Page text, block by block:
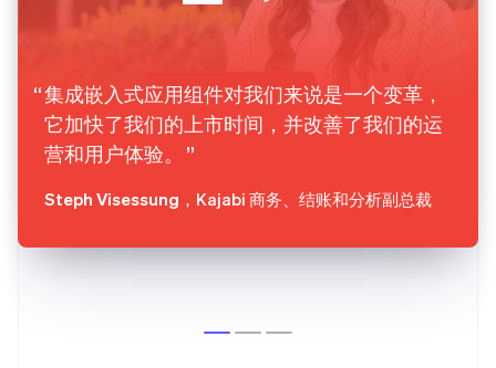
集成嵌入式应用组件对我们来说是一个变革，
它加快了我们的上市时间，并改善了我们的运
营和用户体验。
Steph Visessung ，Kajabi 商务、结账和分析副总裁